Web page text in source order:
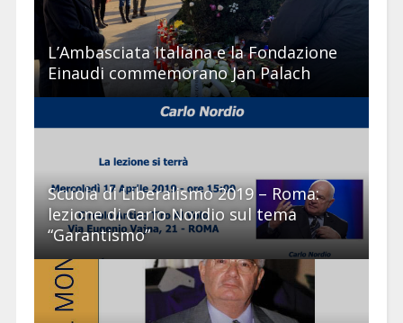
L’Ambasciata Italiana e la Fondazione
Einaudi commemorano Jan Palach
Scuola di Liberalismo 2019 – Roma:
lezione di Carlo Nordio sul tema
“Garantismo”